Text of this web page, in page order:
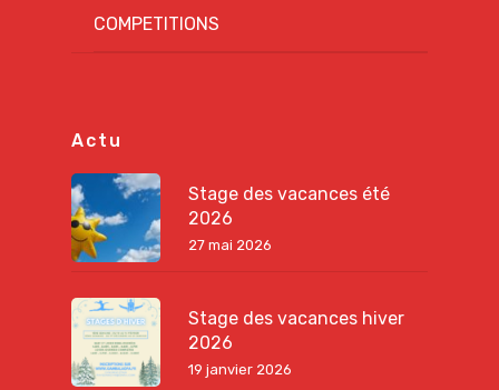
COMPETITIONS
Actu
Stage des vacances été
2026
27 mai 2026
Stage des vacances hiver
2026
19 janvier 2026